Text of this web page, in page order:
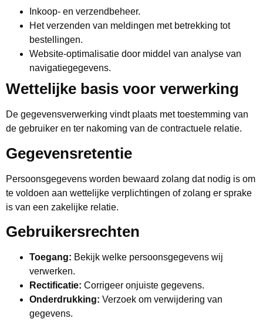
Inkoop- en verzendbeheer.
Het verzenden van meldingen met betrekking tot
bestellingen.
Website-optimalisatie door middel van analyse van
navigatiegegevens.
Wettelijke basis voor verwerking
De gegevensverwerking vindt plaats met toestemming van
de gebruiker en ter nakoming van de contractuele relatie.
Gegevensretentie
Persoonsgegevens worden bewaard zolang dat nodig is om
te voldoen aan wettelijke verplichtingen of zolang er sprake
is van een zakelijke relatie.
Gebruikersrechten
Toegang: Bekijk welke persoonsgegevens wij
verwerken.
Rectificatie: Corrigeer onjuiste gegevens.
Onderdrukking: Verzoek om verwijdering van
gegevens.